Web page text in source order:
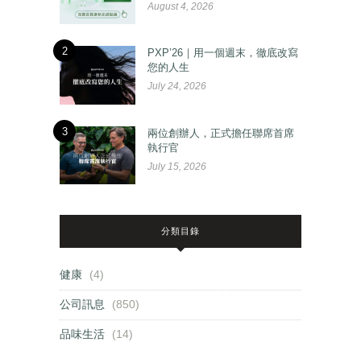
August 4, 2026
2
PXP’26｜用一個週末，徹底改寫
您的人生
July 24, 2026
3
兩位創辦人，正式擔任聯席首席
執行官
July 15, 2026
分類目錄
健康 (4)
公司訊息 (850)
品味生活 (14)